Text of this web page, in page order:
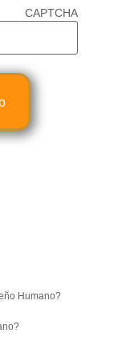
CAPTCHA
Humano?